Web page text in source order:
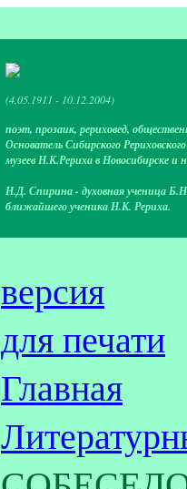
(4.05.1911 - 10.12.2004)
поэт, прозаик, рериховед,
Основатель Сибирского
музеев Н.К.Рериха в Новосибирске и
Н.Д. Спирина - духовная ученица
ближайшего ученика Н.К. Рериха.
версия
для печати
Главная